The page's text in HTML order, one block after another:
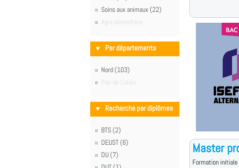
Soins aux animaux (22)
Agro alimentaire
Par départements
Nord (103)
Pas-de-Calais
Recherche par diplômes
BTS (2)
DEUST (6)
DU (7)
Master
Formation initiale